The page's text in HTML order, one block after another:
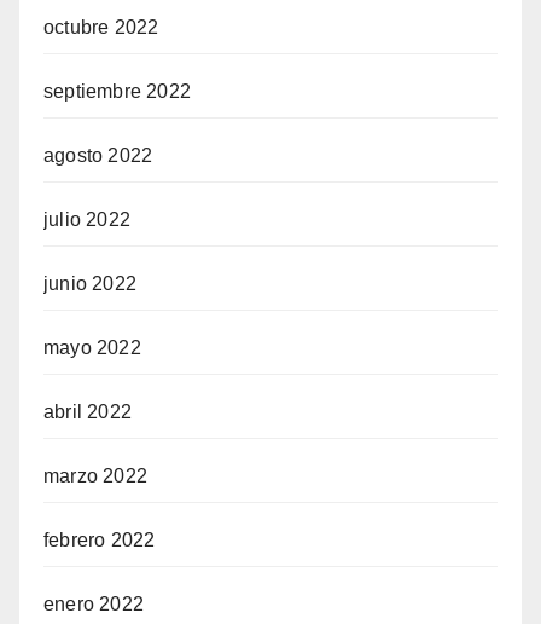
octubre 2022
septiembre 2022
agosto 2022
julio 2022
junio 2022
mayo 2022
abril 2022
marzo 2022
febrero 2022
enero 2022